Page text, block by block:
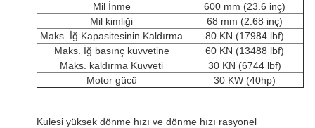
Mil İnme
600 mm (23.6 inç)
Mil kimliği
68 mm (2.68 inç)
Maks. İğ Kapasitesinin Kaldırma
80 KN (17984 lbf)
Maks. İğ basınç kuvvetine
60 KN (13488 lbf)
Maks. kaldırma Kuvveti
30 KN (6744 lbf)
Motor gücü
30 KW (40hp)
Kulesi yüksek dönme hızı ve dönme hızı rasyonel